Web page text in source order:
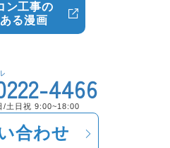
ン工事の
る漫画
4466
/土日祝 9:00~18:00
合わせ